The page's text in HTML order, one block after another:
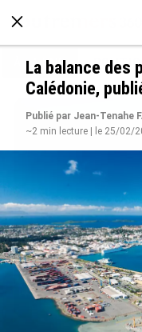
À LA UNE
La balance des
Calédonie,
Publié par Jean-Tenahe
~2 min lecture | le 25/02/